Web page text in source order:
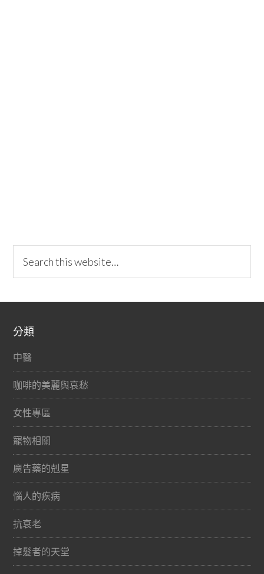
分類
中醫
咖啡的美麗與哀愁
女性專區
寵物相關
廣告藥的剋星
惱人的疾病
抗衰老
掉髮者的天堂